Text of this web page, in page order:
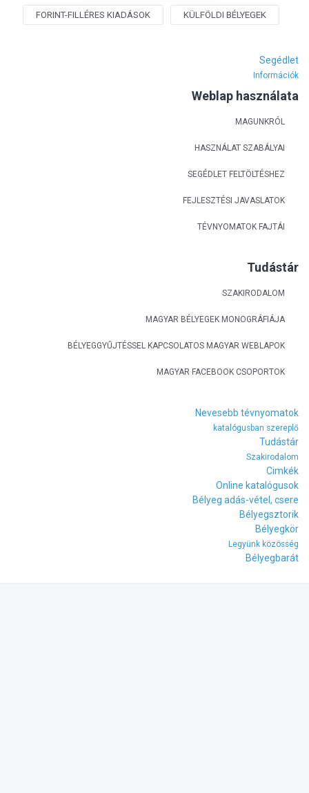
FORINT-FILLÉRES KIADÁSOK KÜLFÖLDI BÉLYEGEK
Segédlet
Információk
Weblap használata
MAGUNKRÓL
HASZNÁLAT SZABÁLYAI
SEGÉDLET FELTÖLTÉSHEZ
FEJLESZTÉSI JAVASLATOK
TÉVNYOMATOK FAJTÁI
Tudástár
SZAKIRODALOM
MAGYAR BÉLYEGEK MONOGRÁFIÁJA
BÉLYEGGYŰJTÉSSEL KAPCSOLATOS MAGYAR WEBLAPOK
MAGYAR FACEBOOK CSOPORTOK
Nevesebb tévnyomatok
katalógusban szereplő
Tudástár
Szakirodalom
Cimkék
Online katalógusok
Bélyeg adás-vétel, csere
Bélyegsztorik
Bélyegkör
Legyünk közösség
Bélyegbarát